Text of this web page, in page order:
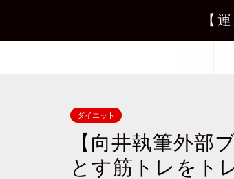
【
ダイエット
【向井執筆外
とす筋トレをト